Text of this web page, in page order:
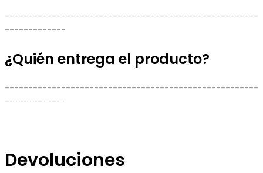
------------------------------------------------------
-------------
¿Quién entrega el producto?
------------------------------------------------------
-------------
Devoluciones